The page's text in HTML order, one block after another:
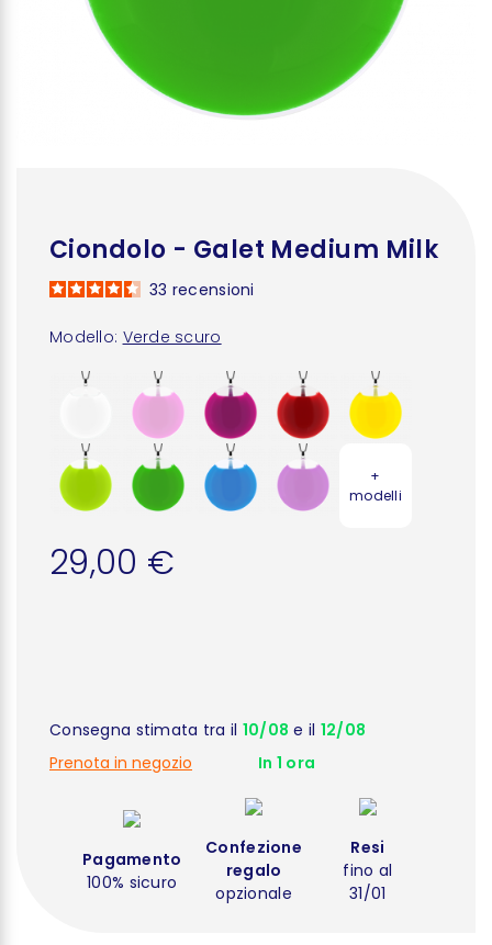
Ciondolo - Galet Medium Milk
Modello: Verde scuro
33 recensioni
+
modelli
29,00 €
Consegna stimata tra il 10/08 e il 12/08
Prenota in negozio
In 1 ora
Pagamento
100% sicuro
Confezione
regalo
opzionale
Resi
fino al
31/01